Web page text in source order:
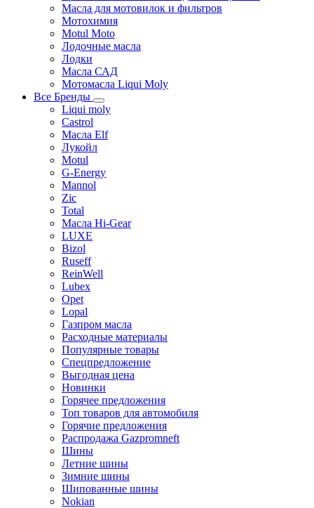
Масла для мотовилок и фильтров
Мотохимия
Motul Moto
Лодочные масла
Лодки
Масла САД
Мотомасла Liqui Moly
Все Бренды
Liqui moly
Castrol
Масла Elf
Лукойл
Motul
G-Energy
Mannol
Zic
Total
Масла Hi-Gear
LUXE
Bizol
Ruseff
ReinWell
Lubex
Opet
Lopal
Газпром масла
Расходные материалы
Популярные товары
Спецпредложение
Выгодная цена
Новинки
Горячее предложения
Топ товаров для автомобиля
Горячие предложения
Распродажа Gazpromneft
Шины
Летние шины
Зимние шины
Шипованные шины
Nokian